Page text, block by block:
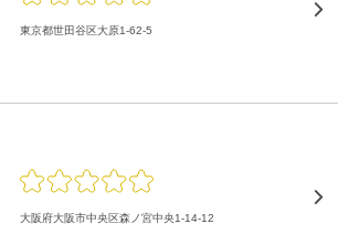
東京都世田谷区大原1-62-5
大阪府大阪市中央区森ノ宮中央1-14-12